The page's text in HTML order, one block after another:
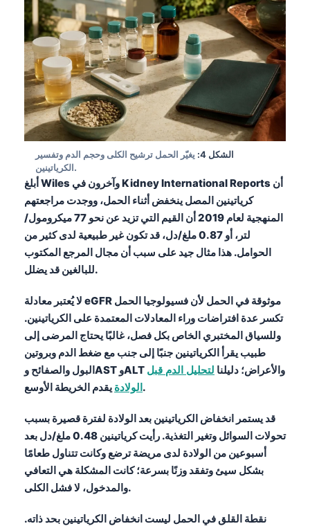
الشكل 4:
يغيّر الحمل ترشيح الكلى وحجم الدم وتفسير
الكرياتينين.
أبلغ Wiles وآخرون في Kidney International Reports أن
كرياتينين المصل ينخفض أثناء الحمل، ووجدت مراجعتهم
المنهجية لعام 2019 أن القيم التي تزيد عن نحو 77 ميكرومول/
لتر، أو 0.87 ملغ/دل، قد تكون غير طبيعية لدى كثير من
الحوامل. هذا مثال جيد على سبب أن مجال المرجع المكتوب
للبالغين قد يضلل.
لا يُعتبر معادلة eGFR موثوقة في الحمل لأن فسيولوجيا الحمل
تكسر عدة افتراضات وراء المعادلات المعتمدة على الكرياتينين.
وللسياق المختبري الخاص بكل فصل، غالبًا يحتاج المرضى إلى
طبيب يقرأ الكرياتينين جنبًا إلى جنب مع ضغط الدم وبروتين
البول والصفائح وAST وALT والأعراض؛ دليلنا لتحليل الدم قبل
الولادةيقدم الخريطة الأوسع.
قد يستمر انخفاض الكرياتينين بعد الولادة لفترة قصيرة بسبب
تحولات السوائل وتغير التغذية. رأيت كرياتينين 0.48 ملغ/دل بعد
أسبوعين من الولادة لدى مريضة ترضع وكانت تتناول طعامًا
بشكل سيئ وتفقد وزنًا بسرعة؛ كانت المشكلة هي التعافي
والمدخول، لا فشل الكلى.
نقطة القلق في الحمل ليست انخفاض الكرياتينين بحد ذاته.